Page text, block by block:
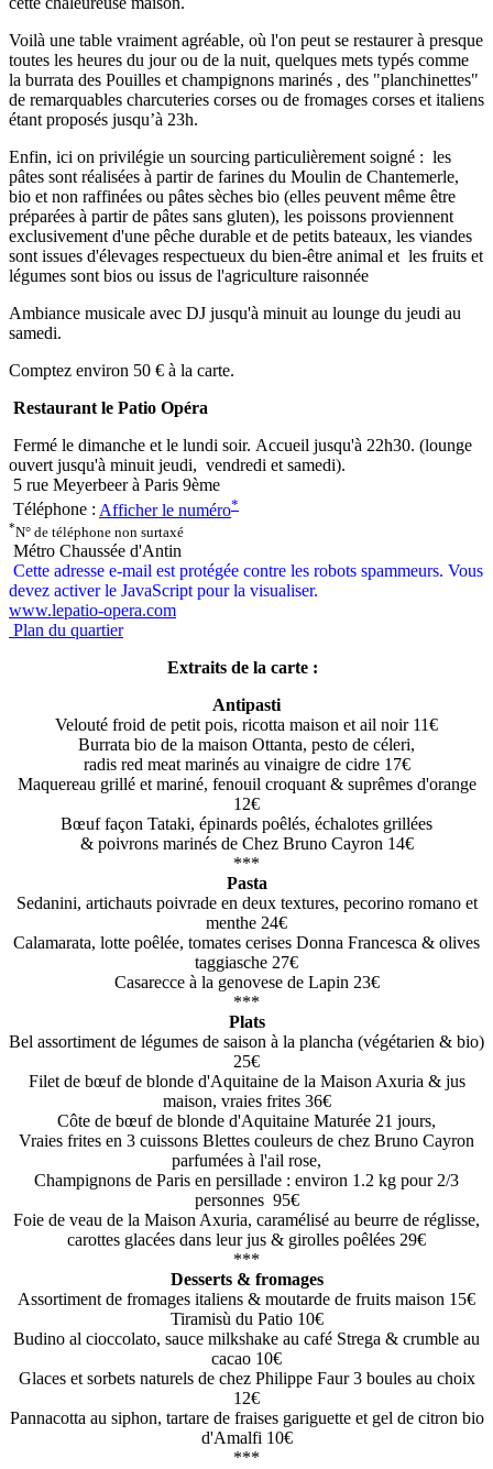
Voilà une table vraiment agréable, où l'on peut se restaurer à presque
toutes les heures du jour ou de la nuit, quelques mets typés comme
la burrata des Pouilles et champignons marinés , des "planchinettes"
de remarquables charcuteries corses ou de fromages corses et italiens
étant proposés jusqu’à 23h.
Enfin, ici on privilégie un sourcing particulièrement soigné : les
pâtes sont réalisées à partir de farines du Moulin de Chantemerle,
bio et non raffinées ou pâtes sèches bio (elles peuvent même être
préparées à partir de pâtes sans gluten), les poissons proviennent
exclusivement d'une pêche durable et de petits bateaux, les viandes
sont issues d'élevages respectueux du bien-être animal et les fruits et
légumes sont bios ou issus de l'agriculture raisonnée
Ambiance musicale avec DJ jusqu'à minuit au lounge du jeudi au
samedi.
Comptez environ 50 € à la carte.
Restaurant le Patio Opéra
Fermé le dimanche et le lundi soir. Accueil jusqu'à 22h30. (lounge
ouvert jusqu'à minuit jeudi, vendredi et samedi).
5 rue Meyerbeer à Paris 9ème
Téléphone : Afficher le numéro*
*N° de téléphone non surtaxé
Métro Chaussée d'Antin
Cette adresse e-mail est protégée contre les robots spammeurs. Vous
devez activer le JavaScript pour la visualiser.
www.lepatio-opera.com
Plan du quartier
Extraits de la carte :
Antipasti
Velouté froid de petit pois, ricotta maison et ail noir 11€
Burrata bio de la maison Ottanta, pesto de céleri,
radis red meat marinés au vinaigre de cidre 17€
Maquereau grillé et mariné, fenouil croquant & suprêmes d'orange
12€
Bœuf façon Tataki, épinards poêlés, échalotes grillées
& poivrons marinés de Chez Bruno Cayron 14€
***
Pasta
Sedanini, artichauts poivrade en deux textures, pecorino romano et
menthe 24€
Calamarata, lotte poêlée, tomates cerises Donna Francesca & olives
taggiasche 27€
Casarecce à la genovese de Lapin 23€
***
Plats
Bel assortiment de légumes de saison à la plancha (végétarien & bio)
25€
Filet de bœuf de blonde d'Aquitaine de la Maison Axuria & jus
maison, vraies frites 36€
Côte de bœuf de blonde d'Aquitaine Maturée 21 jours,
Vraies frites en 3 cuissons Blettes couleurs de chez Bruno Cayron
parfumées à l'ail rose,
Champignons de Paris en persillade : environ 1.2 kg pour 2/3
personnes 95€
Foie de veau de la Maison Axuria, caramélisé au beurre de réglisse,
carottes glacées dans leur jus & girolles poêlées 29€
***
Desserts & fromages
Assortiment de fromages italiens & moutarde de fruits maison 15€
Tiramisù du Patio 10€
Budino al cioccolato, sauce milkshake au café Strega & crumble au
cacao 10€
Glaces et sorbets naturels de chez Philippe Faur 3 boules au choix
12€
Pannacotta au siphon, tartare de fraises gariguette et gel de citron bio
d'Amalfi 10€
***